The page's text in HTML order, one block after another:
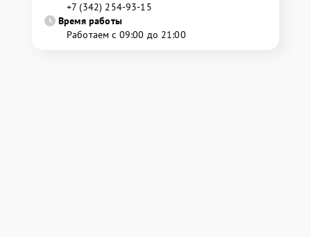
+7 (342) 254-93-15
Время работы
Работаем с 09:00 до 21:00